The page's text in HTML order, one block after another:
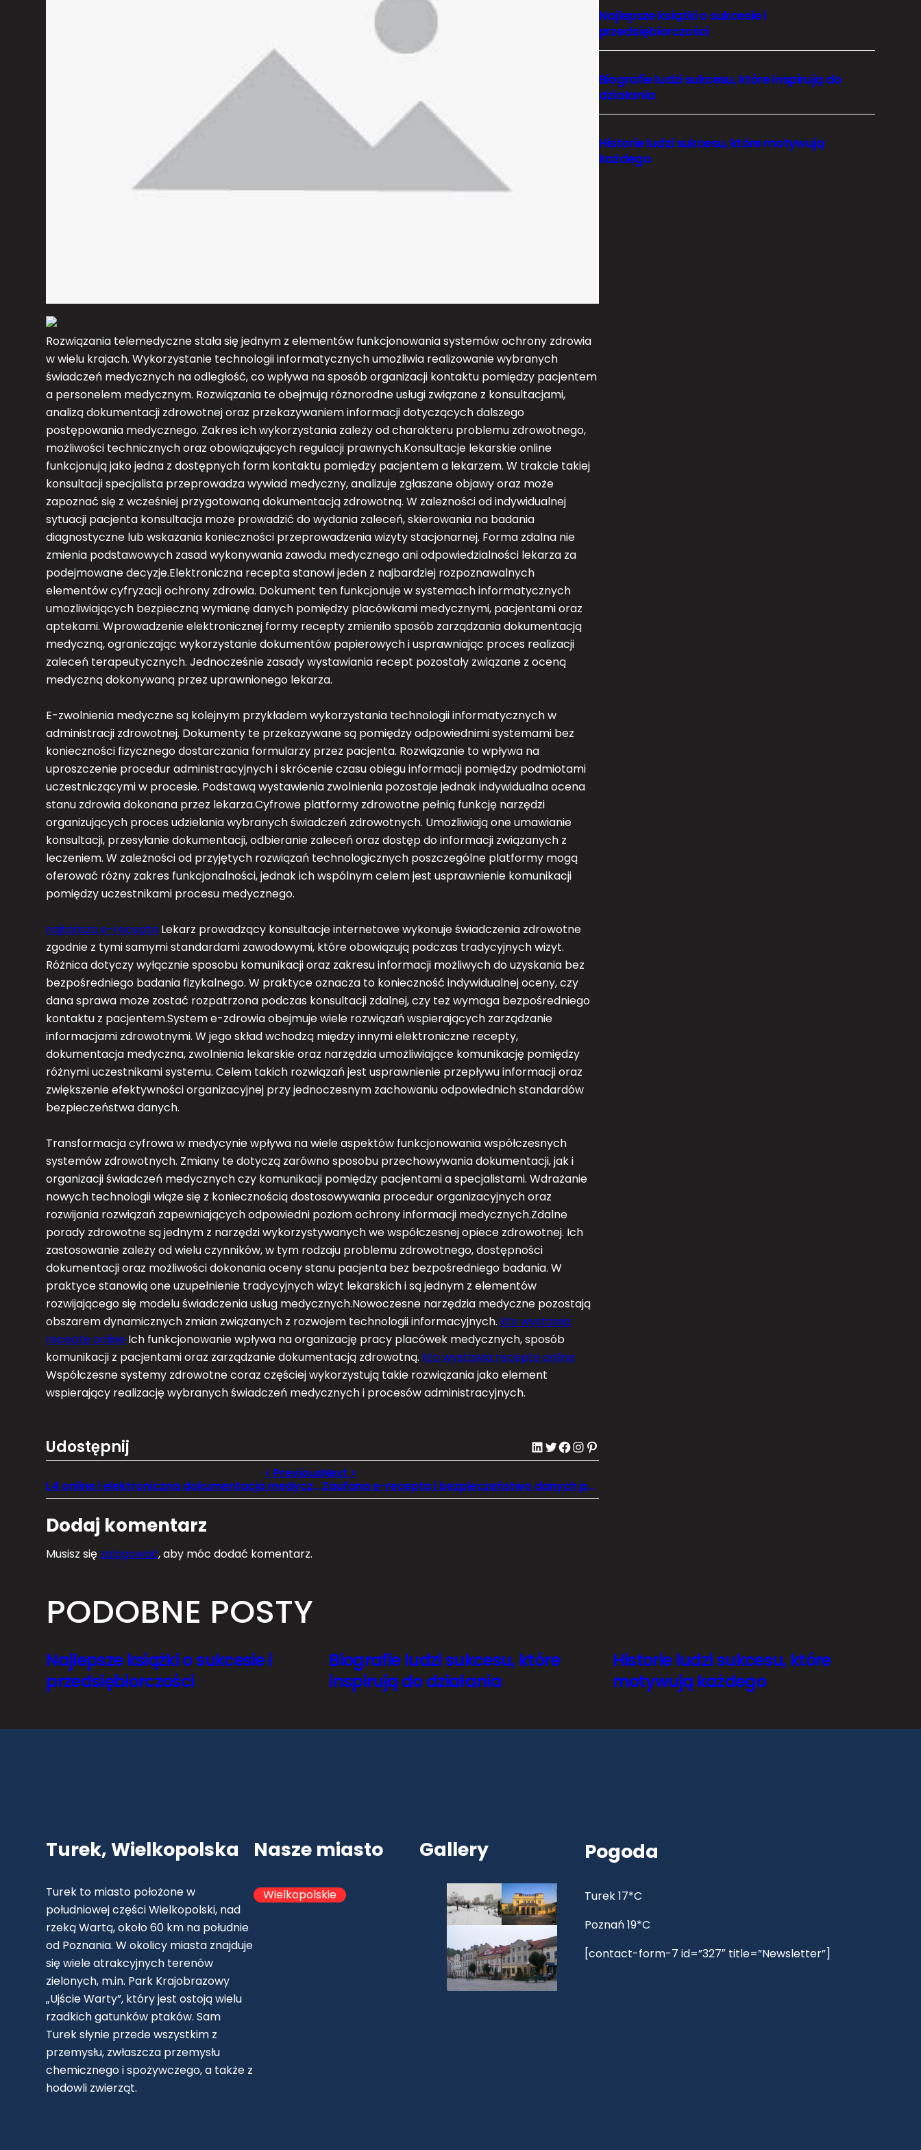
Rozwiązania telemedyczne stała się jednym z elementów funkcjonowania systemów ochrony zdrowia
w wielu krajach. Wykorzystanie technologii informatycznych umożliwia realizowanie wybranych
świadczeń medycznych na odległość, co wpływa na sposób organizacji kontaktu pomiędzy pacjentem
a personelem medycznym. Rozwiązania te obejmują różnorodne usługi związane z konsultacjami,
analizą dokumentacji zdrowotnej oraz przekazywaniem informacji dotyczących dalszego
postępowania medycznego. Zakres ich wykorzystania zależy od charakteru problemu zdrowotnego,
możliwości technicznych oraz obowiązujących regulacji prawnych.Konsultacje lekarskie online
funkcjonują jako jedna z dostępnych form kontaktu pomiędzy pacjentem a lekarzem. W trakcie takiej
konsultacji specjalista przeprowadza wywiad medyczny, analizuje zgłaszane objawy oraz może
zapoznać się z wcześniej przygotowaną dokumentacją zdrowotną. W zależności od indywidualnej
sytuacji pacjenta konsultacja może prowadzić do wydania zaleceń, skierowania na badania
diagnostyczne lub wskazania konieczności przeprowadzenia wizyty stacjonarnej. Forma zdalna nie
zmienia podstawowych zasad wykonywania zawodu medycznego ani odpowiedzialności lekarza za
podejmowane decyzje.Elektroniczna recepta stanowi jeden z najbardziej rozpoznawalnych
elementów cyfryzacji ochrony zdrowia. Dokument ten funkcjonuje w systemach informatycznych
umożliwiających bezpieczną wymianę danych pomiędzy placówkami medycznymi, pacjentami oraz
aptekami. Wprowadzenie elektronicznej formy recepty zmieniło sposób zarządzania dokumentacją
medyczną, ograniczając wykorzystanie dokumentów papierowych i usprawniając proces realizacji
zaleceń terapeutycznych. Jednocześnie zasady wystawiania recept pozostały związane z oceną
medyczną dokonywaną przez uprawnionego lekarza.
E-zwolnienia medyczne są kolejnym przykładem wykorzystania technologii informatycznych w
administracji zdrowotnej. Dokumenty te przekazywane są pomiędzy odpowiednimi systemami bez
konieczności fizycznego dostarczania formularzy przez pacjenta. Rozwiązanie to wpływa na
uproszczenie procedur administracyjnych i skrócenie czasu obiegu informacji pomiędzy podmiotami
uczestniczącymi w procesie. Podstawą wystawienia zwolnienia pozostaje jednak indywidualna ocena
stanu zdrowia dokonana przez lekarza.Cyfrowe platformy zdrowotne pełnią funkcję narzędzi
organizujących proces udzielania wybranych świadczeń zdrowotnych. Umożliwiają one umawianie
konsultacji, przesyłanie dokumentacji, odbieranie zaleceń oraz dostęp do informacji związanych z
leczeniem. W zależności od przyjętych rozwiązań technologicznych poszczególne platformy mogą
oferować różny zakres funkcjonalności, jednak ich wspólnym celem jest usprawnienie komunikacji
pomiędzy uczestnikami procesu medycznego.
najtańsza e-recepta Lekarz prowadzący konsultacje internetowe wykonuje świadczenia zdrowotne
zgodnie z tymi samymi standardami zawodowymi, które obowiązują podczas tradycyjnych wizyt.
Różnica dotyczy wyłącznie sposobu komunikacji oraz zakresu informacji możliwych do uzyskania bez
bezpośredniego badania fizykalnego. W praktyce oznacza to konieczność indywidualnej oceny, czy
dana sprawa może zostać rozpatrzona podczas konsultacji zdalnej, czy też wymaga bezpośredniego
kontaktu z pacjentem.System e-zdrowia obejmuje wiele rozwiązań wspierających zarządzanie
informacjami zdrowotnymi. W jego skład wchodzą między innymi elektroniczne recepty,
dokumentacja medyczna, zwolnienia lekarskie oraz narzędzia umożliwiające komunikację pomiędzy
różnymi uczestnikami systemu. Celem takich rozwiązań jest usprawnienie przepływu informacji oraz
zwiększenie efektywności organizacyjnej przy jednoczesnym zachowaniu odpowiednich standardów
bezpieczeństwa danych.
Transformacja cyfrowa w medycynie wpływa na wiele aspektów funkcjonowania współczesnych
systemów zdrowotnych. Zmiany te dotyczą zarówno sposobu przechowywania dokumentacji, jak i
organizacji świadczeń medycznych czy komunikacji pomiędzy pacjentami a specjalistami. Wdrażanie
nowych technologii wiąże się z koniecznością dostosowywania procedur organizacyjnych oraz
rozwijania rozwiązań zapewniających odpowiedni poziom ochrony informacji medycznych.Zdalne
porady zdrowotne są jednym z narzędzi wykorzystywanych we współczesnej opiece zdrowotnej. Ich
zastosowanie zależy od wielu czynników, w tym rodzaju problemu zdrowotnego, dostępności
dokumentacji oraz możliwości dokonania oceny stanu pacjenta bez bezpośredniego badania. W
praktyce stanowią one uzupełnienie tradycyjnych wizyt lekarskich i są jednym z elementów
rozwijającego się modelu świadczenia usług medycznych.Nowoczesne narzędzia medyczne pozostają
obszarem dynamicznych zmian związanych z rozwojem technologii informacyjnych. kto wystawia
receptę online Ich funkcjonowanie wpływa na organizację pracy placówek medycznych, sposób
komunikacji z pacjentami oraz zarządzanie dokumentacją zdrowotną. kto wystawia receptę online
Współczesne systemy zdrowotne coraz częściej wykorzystują takie rozwiązania jako element
wspierający realizację wybranych świadczeń medycznych i procesów administracyjnych.
Udostępnij LinkedIn Twitter Facebook Instagram Pinterest
L4 online i elektroniczna dokumentacja medyczna Zaufana e-recepta i bezpieczeństwo danych pacjenta
Dodaj komentarz
Musisz się zalogować, aby móc dodać komentarz.
Najlepsze książki o sukcesie i
przedsiębiorczości
Biografie ludzi sukcesu, które inspirują do
działania
Historie ludzi sukcesu, które motywują
każdego
PODOBNE POSTY
Najlepsze książki o sukcesie i
przedsiębiorczości
Biografie ludzi sukcesu, które
inspirują do działania
Historie ludzi sukcesu, które
motywują każdego
Turek, Wielkopolska
Turek to miasto położone w
południowej części Wielkopolski, nad
rzeką Wartą, około 60 km na południe
od Poznania. W okolicy miasta znajduje
się wiele atrakcyjnych terenów
zielonych, m.in. Park Krajobrazowy
„Ujście Warty”, który jest ostoją wielu
rzadkich gatunków ptaków. Sam
Turek słynie przede wszystkim z
przemysłu, zwłaszcza przemysłu
chemicznego i spożywczego, a także z
hodowli zwierząt.
Nasze miasto
Wielkopolskie
Gallery Pogoda
Turek 17*C
Poznań 19*C
[contact-form-7 id=”327″ title=”Newsletter”]